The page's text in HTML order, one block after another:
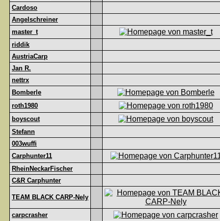
Cardoso
Angelschreiner
master_t
riddik
AustriaCarp
Jan R.
nettrx
Bomberle
roth1980
boyscout
Stefann
003wuffi
Carphunter11
RheinNeckarFischer
C&R Carphunter
TEAM BLACK CARP-Nely
carpcrasher